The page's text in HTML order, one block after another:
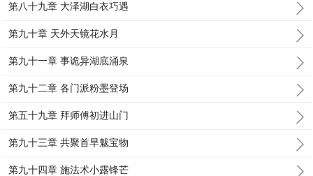
第八十九章 大泽湖白衣巧遇
第九十章 天外天镜花水月
第九十一章 事诡异湖底涌泉
第九十二章 各门派粉墨登场
第五十九章 拜师傅初进山门
第九十三章 共聚首旱魃宝物
第九十四章 施法术小露锋芒